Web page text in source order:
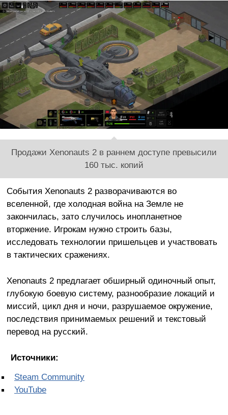
Продажи Xenonauts 2 в раннем доступе превысили
160 тыс. копий
События Xenonauts 2 разворачиваются во
вселенной, где холодная война на Земле не
закончилась, зато случилось инопланетное
вторжение. Игрокам нужно строить базы,
исследовать технологии пришельцев и участвовать
в тактических сражениях.
Xenonauts 2 предлагает обширный одиночный опыт,
глубокую боевую систему, разнообразие локаций и
миссий, цикл дня и ночи, разрушаемое окружение,
последствия принимаемых решений и текстовый
перевод на русский.
Источники:
Steam Community
YouTube